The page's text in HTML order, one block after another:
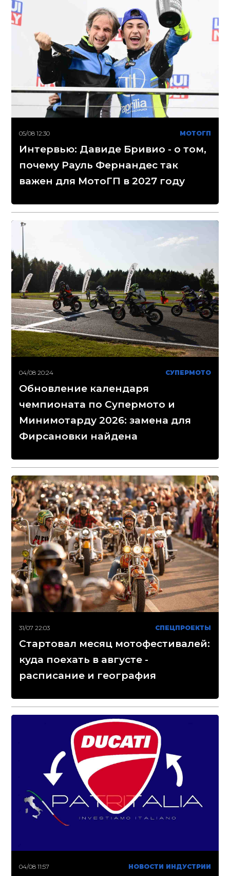
05/08 12:30 МОТОГП
Интервью: Давиде Бривио - о том,
почему Рауль Фернандес так
важен для МотоГП в 2027 году
04/08 20:24 СУПЕРМОТО
Обновление календаря
чемпионата по Супермото и
Минимотарду 2026: замена для
Фирсановки найдена
31/07 22:03 СПЕЦПРОЕКТЫ
Стартовал месяц мотофестивалей:
куда поехать в августе -
расписание и география
04/08 11:57 НОВОСТИ ИНДУСТРИИ